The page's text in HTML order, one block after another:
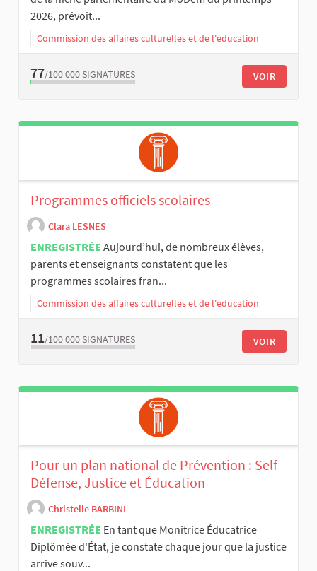
2026, prévoit...
Commission des affaires culturelles et de l'éducation
77/100 000 SIGNATURES VOIR
Programmes officiels scolaires
Clara LESNES
ENREGISTRÉE Aujourd’hui, de nombreux élèves,
parents et enseignants constatent que les
programmes scolaires fran...
Commission des affaires culturelles et de l'éducation
11/100 000 SIGNATURES VOIR
Pour un plan national de Prévention : Self-
Défense, Justice et Éducation
Christelle BARBINI
ENREGISTRÉE En tant que Monitrice Éducatrice
Diplômée d'État, je constate chaque jour que la justice
arrive souv...